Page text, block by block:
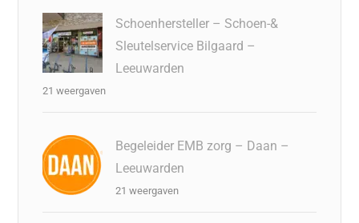
Schoenhersteller – Schoen-&
Sleutelservice Bilgaard –
Leeuwarden
21 weergaven
Begeleider EMB zorg – Daan –
Leeuwarden
21 weergaven